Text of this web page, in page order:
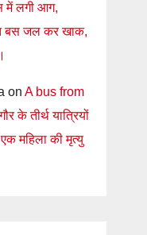
में लगी आग,
बस जल कर खाक,
on A bus from
के तीर्थ यात्रियों
महिला की मृत्यु